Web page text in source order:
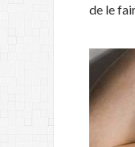
de le